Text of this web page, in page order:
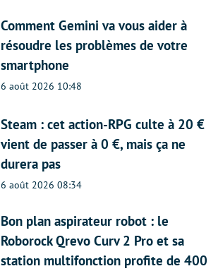
Comment Gemini va vous aider à
résoudre les problèmes de votre
smartphone
6 août 2026 10:48
Steam : cet action-RPG culte à 20 €
vient de passer à 0 €, mais ça ne
durera pas
6 août 2026 08:34
Bon plan aspirateur robot : le
Roborock Qrevo Curv 2 Pro et sa
station multifonction profite de 400